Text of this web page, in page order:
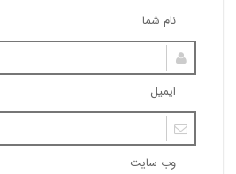
نام شما
ایمیل
وب سایت